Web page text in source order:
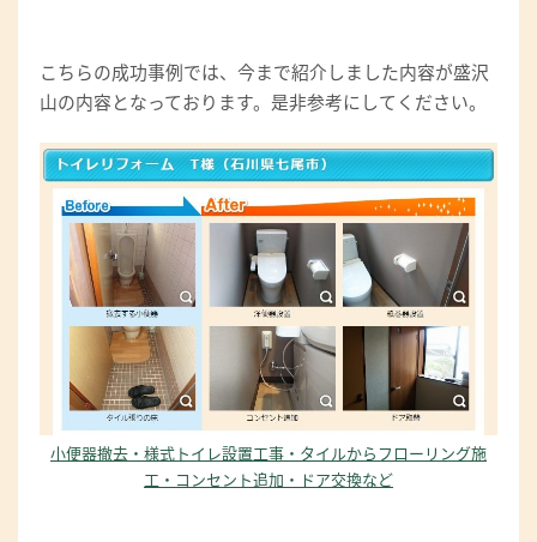
こちらの成功事例では、今まで紹介しました内容が盛沢
山の内容となっております。是非参考にしてください。
小便器撤去・様式トイレ設置工事・タイルからフローリング施
工・コンセント追加・ドア交換など